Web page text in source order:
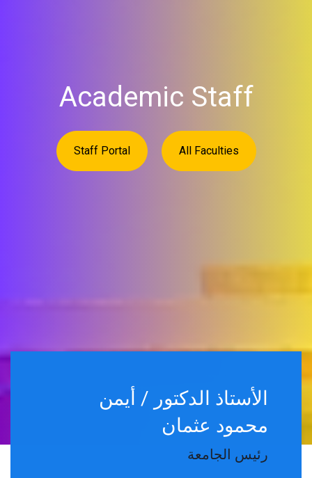
Academic Staff
Staff Portal All Faculties
الأستاذ الدكتور / أيمن
محمود عثمان
رئيس الجامعة